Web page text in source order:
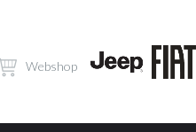
Webshop